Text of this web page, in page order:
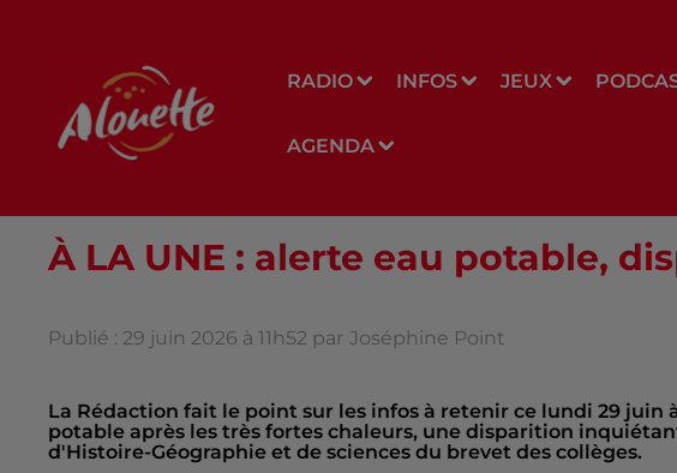
RADIO INFOS JEUX
AGENDA
À LA UNE : alerte eau potable,
Publié : 29 juin 2026 à 11h52 par Joséphine Point
La Rédaction fait le point sur les infos à retenir ce lundi 29 juin
potable après les très fortes chaleurs, une disparition
d'Histoire-Géographie et de sciences du brevet des collèges.